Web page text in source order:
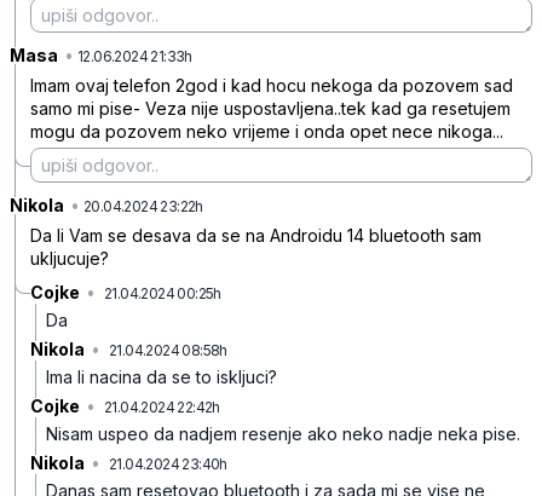
Masa • 12.06.2024 21:33h
Imam ovaj telefon 2god i kad hocu nekoga da pozovem sad
samo mi pise- Veza nije uspostavljena..tek kad ga resetujem
mogu da pozovem neko vrijeme i onda opet nece nikoga...
Nikola • 20.04.2024 23:22h
Da li Vam se desava da se na Androidu 14 bluetooth sam
ukljucuje?
Cojke • 21.04.2024 00:25h
Da
Nikola • 21.04.2024 08:58h
Ima li nacina da se to iskljuci?
Cojke • 21.04.2024 22:42h
Nisam uspeo da nadjem resenje ako neko nadje neka pise.
Nikola • 21.04.2024 23:40h
Danas sam resetovao bluetooth i za sada mi se vise ne